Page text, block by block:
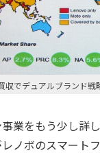
収でデュアルブランド戦
業をもう少し詳
ノボのスマート